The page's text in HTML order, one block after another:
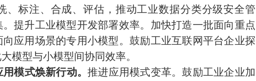
、标注、合成、评估，推动工业数据分类分级安全管
提升工业模型开发部署效率。加快打造一批面向重点
应用场景的专用小模型。鼓励工业互联网平台企业探
模型与小模型间协同效率。
模式焕新行动。推进应用模式变革。鼓励工业企业加